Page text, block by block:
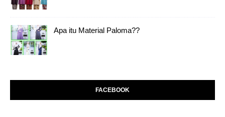
Apa itu Material Paloma??
FACEBOOK